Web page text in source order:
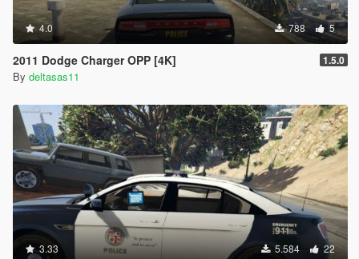
4.0 788 5
2011 Dodge Charger OPP [4K] 1.5.0
By deltasas11
3.33 5.584 22